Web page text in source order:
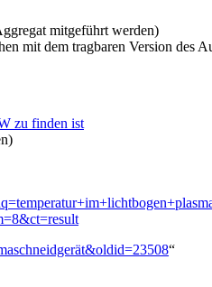
mitgeführt werden)
mit dem tragbaren Version des
zu finden ist
“